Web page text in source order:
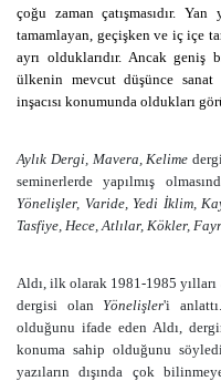
çoğu zaman çatışmasıdır.
tamamlayan, geçişken ve iç içe
ayrı olduklarıdır. Ancak geniş
ülkenin mevcut düşünce sanat
inşacısı konumunda oldukları
Aylık Dergi, Mavera, Kelime
seminerlerde yapılmış
Yönelişler, Varide, Yedi İklim,
Tasfiye, Hece, Atlılar, Kökler,
Aldı, ilk olarak 1981-1985 yılları
dergisi olan Yönelişler'i
olduğunu ifade eden Aldı,
konuma sahip olduğunu
yazıların dışında çok